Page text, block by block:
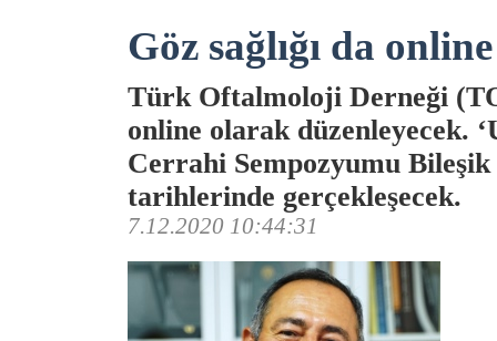
Göz sağlığı da
Türk Oftalmoloji Derneği
online olarak düzenleyecek.
Cerrahi Sempozyumu Bileşik
tarihlerinde gerçekleşecek.
7.12.2020 10:44:31